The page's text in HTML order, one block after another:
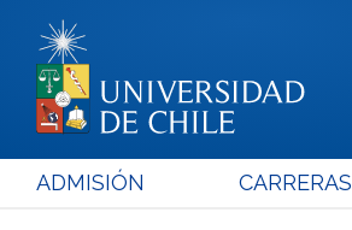
ADMISIÓN CARRERAS